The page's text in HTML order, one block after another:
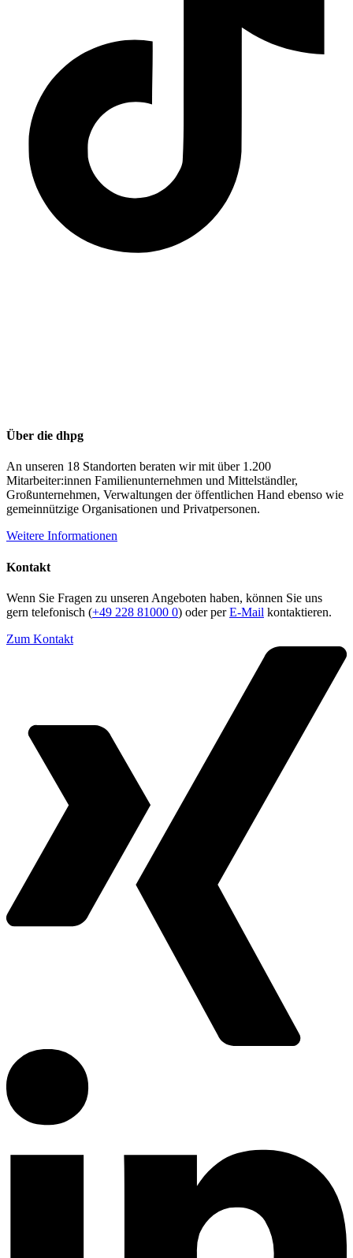
Über die dhpg
An unseren 18 Standorten beraten wir mit über 1.200
Mitarbeiter:innen Familienunternehmen und Mittelständler,
Großunternehmen, Verwaltungen der öffentlichen Hand ebenso wie
gemeinnützige Organisationen und Privatpersonen.
Weitere Informationen
Kontakt
Wenn Sie Fragen zu unseren Angeboten haben, können Sie uns
gern telefonisch (+49 228 81000 0) oder perE-Mail kontaktieren.
Zum Kontakt